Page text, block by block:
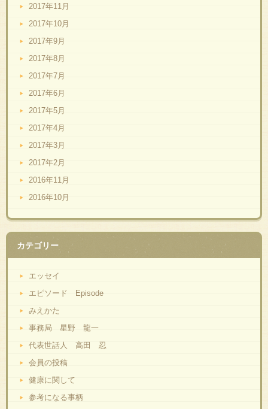
2017年11月
2017年10月
2017年9月
2017年8月
2017年7月
2017年6月
2017年5月
2017年4月
2017年3月
2017年2月
2016年11月
2016年10月
カテゴリー
エッセイ
エピソード Episode
みえかた
事務局 星野 龍一
代表世話人 高田 忍
会員の投稿
健康に関して
参考になる事柄